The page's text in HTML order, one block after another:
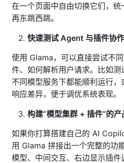
在一个页面中自由切换它们，
再东跳西跳。
快速测试 Agent 与插件协
使用 Glama，可以直接尝试不
件、如何解析用户请求。比如
不同模型服务下都能顺利运行
响应差异，便于调优系统表现。
构建“模型集群 + 插件”的产
如果你打算搭建自己的 AI
用 Glama 拼接出一个完整的功
模型、中间交互、右边显示插